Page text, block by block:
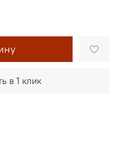
в 1 клик